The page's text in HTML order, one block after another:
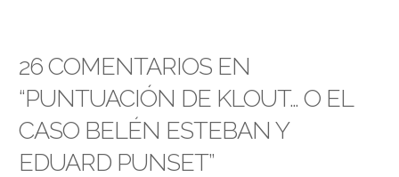
26 COMENTARIOS EN
“PUNTUACIÓN DE KLOUT… O EL
CASO BELÉN ESTEBAN Y
EDUARD PUNSET”